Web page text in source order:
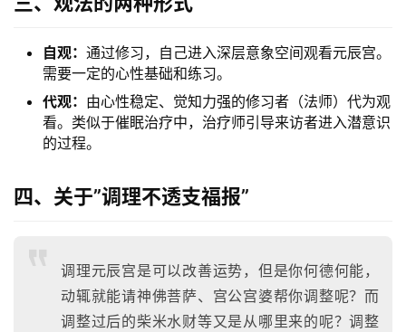
自观： 通过修习，自己进入深层意象空间观看元辰宫。
需要一定的心性基础和练习。
代观： 由心性稳定、觉知力强的修习者（法师）代为观
看。类似于催眠治疗中，治疗师引导来访者进入潜意识
的过程。
四、关于”调理不透支福报”
调理元辰宫是可以改善运势，但是你何德何能，
动辄就能请神佛菩萨、宫公宫婆帮你调整呢？而
调整过后的柴米水财等又是从哪里来的呢？调整